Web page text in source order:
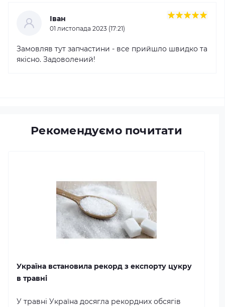
Іван
01 листопада 2023 (17:21)
Замовляв тут запчастини - все прийшло швидко та
якісно. Задоволений!
Рекомендуємо почитати
Україна встановила рекорд з експорту цукру
в травні
У травні Україна досягла рекордних обсягів